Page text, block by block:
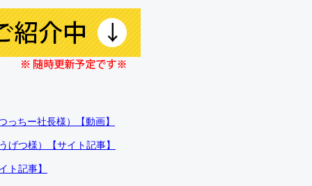
ちー社長様）【動画】
げつ様）【サイト記事】
ト記事】